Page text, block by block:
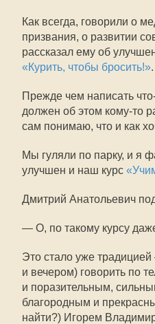
Как всегда, говорили о
призвания, о развитии
рассказал ему об
«Курить, чтобы бросить!».
Прежде чем написать
должен об этом кому-то
сам понимаю, что и как
Мы гуляли по парку, и я
улучшен и наш курс
Дмитрий Анатольевич
— О, по такому курсу
Это стало уже
и вечером) говорить по
и поразительным,
благородным и
найти?) Игорем